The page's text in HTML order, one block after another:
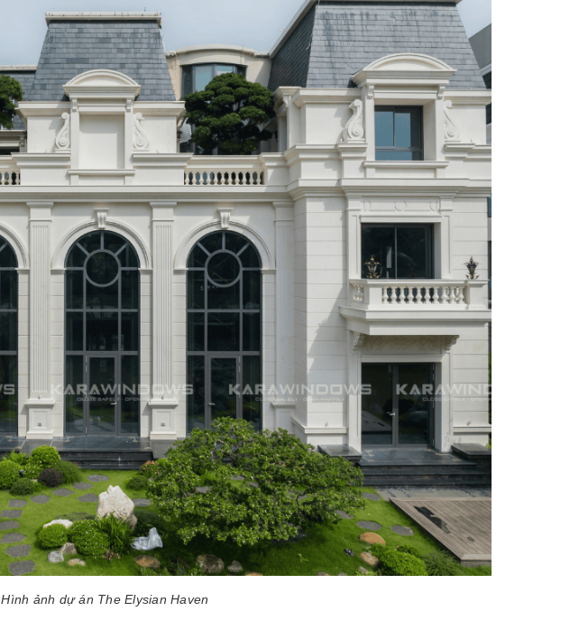
Hình ảnh dự án The Elysian Haven